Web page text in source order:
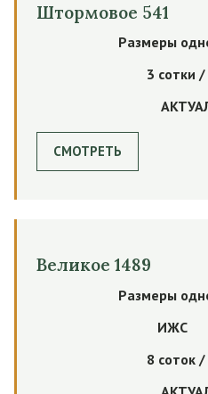
Штормовое 541
Размеры
3 сотки
СМОТРЕТЬ
Великое 1489
Размеры
ИЖС
8 соток